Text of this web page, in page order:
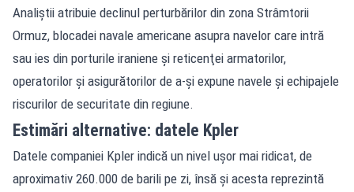
Analiştii atribuie declinul perturbărilor din zona Strâmtorii
Ormuz, blocadei navale americane asupra navelor care intră
sau ies din porturile iraniene şi reticenţei armatorilor,
operatorilor şi asigurătorilor de a-şi expune navele şi echipajele
riscurilor de securitate din regiune.
Estimări alternative: datele Kpler
Datele companiei Kpler indică un nivel uşor mai ridicat, de
aproximativ 260.000 de barili pe zi, însă şi acesta reprezintă